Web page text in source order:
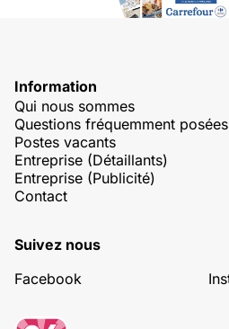
Information
Qui nous sommes
Questions fréquemment posées
Postes vacants
Entreprise (Détaillants)
Entreprise (Publicité)
Contact
Suivez nous
Facebook